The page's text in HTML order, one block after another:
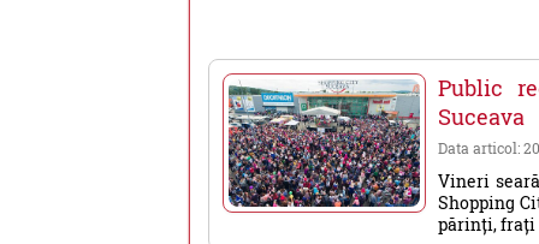
evenimente
din
Suceava
Public
Suceava
Data articol:
Vineri
Shopping
părinți, frați